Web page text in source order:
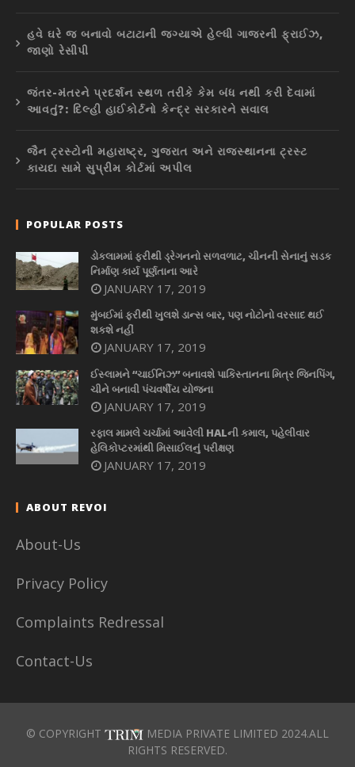
હવે ઘરે જ બનાવો બટાટાની જગ્યાએ હેલ્ધી ગાજરની ફ્રાઈઝ,
જાણો રેસીપી
જંતર-મંતરને પ્રદર્શન સ્થળ તરીકે કેમ બંધ નથી કરી દેવામાં
આવતું?: દિલ્હી હાઈકોર્ટનો કેન્દ્ર સરકારને સવાલ
જૈન ટ્રસ્ટોની મહારાષ્ટ્ર, ગુજરાત અને રાજસ્થાનના ટ્રસ્ટ
કાયદા સામે સુપ્રીમ કોર્ટમાં અપીલ
POPULAR POSTS
ડોકલામમાં ફરીથી ડ્રેગનનો સળવળાટ, ચીનની સેનાનું સડક
નિર્માણ કાર્ય પૂર્ણતાના આરે
JANUARY 17, 2019
મુંબઈમાં ફરીથી ખુલશે ડાન્સ બાર, પણ નોટોનો વરસાદ થઈ
શકશે નહીં
JANUARY 17, 2019
ઈસ્લામને “ચાઈનિઝ” બનાવશે પાકિસ્તાનના મિત્ર જિનપિંગ,
ચીને બનાવી પંચવર્ષીય યોજના
JANUARY 17, 2019
રફાલ મામલે ચર્ચામાં આવેલી HALની કમાલ, પહેલીવાર
હેલિકોપ્ટરમાંથી મિસાઈલનું પરીક્ષણ
JANUARY 17, 2019
ABOUT REVOI
About-Us
Privacy Policy
Complaints Redressal
Contact-Us
© COPYRIGHT
MEDIA PRIVATE LIMITED 2024.ALL
RIGHTS RESERVED.